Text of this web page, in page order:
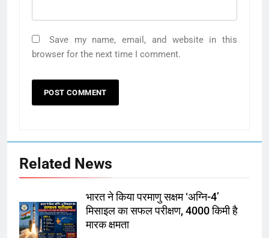
Save my name, email, and website in this
browser for the next time I comment.
Related News
भारत ने किया परमाणु सक्षम ‘अग्नि-4’
मिसाइल का सफल परीक्षण, 4000 किमी है
मारक क्षमता